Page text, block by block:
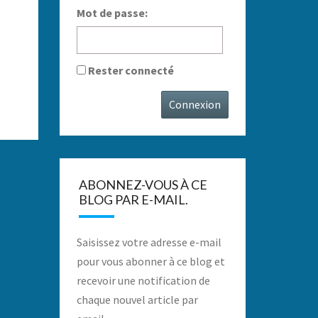
Mot de passe:
Rester connecté
Connexion
ABONNEZ-VOUS À CE
BLOG PAR E-MAIL.
Saisissez votre adresse e-mail
pour vous abonner à ce blog et
recevoir une notification de
chaque nouvel article par